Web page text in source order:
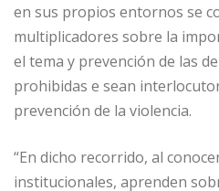
en sus propios entornos se
multiplicadores sobre la
el tema y prevención de las
prohibidas e sean
prevención de la violencia.
“En dicho recorrido, al
institucionales, aprenden